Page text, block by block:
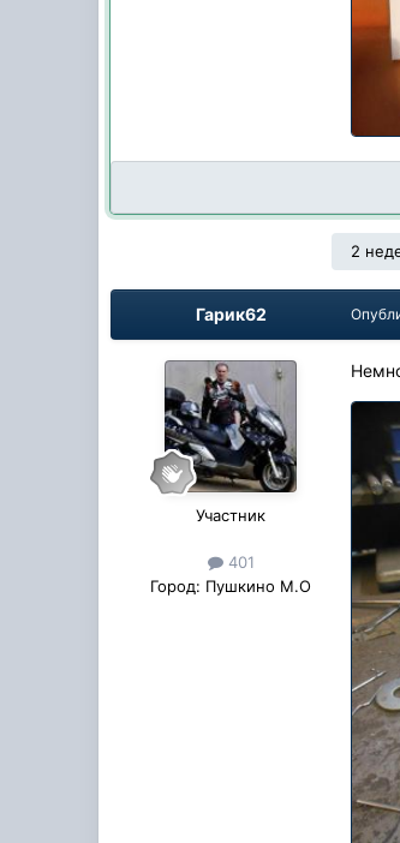
2
Гарик62
Участник
401
Город: Пушкино М.О